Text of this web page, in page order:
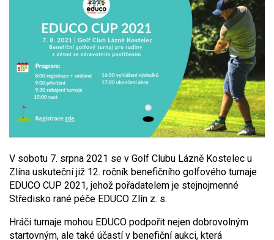
V sobotu 7. srpna 2021 se v Golf Clubu Lázně Kostelec u
Zlína uskuteční již 12. ročník benefičního golfového turnaje
EDUCO CUP 2021, jehož pořadatelem je stejnojmenné
Středisko rané péče EDUCO Zlín z. s.
Hráči turnaje mohou EDUCO podpořit nejen dobrovolným
startovným, ale také účastí v benefiční aukci, která